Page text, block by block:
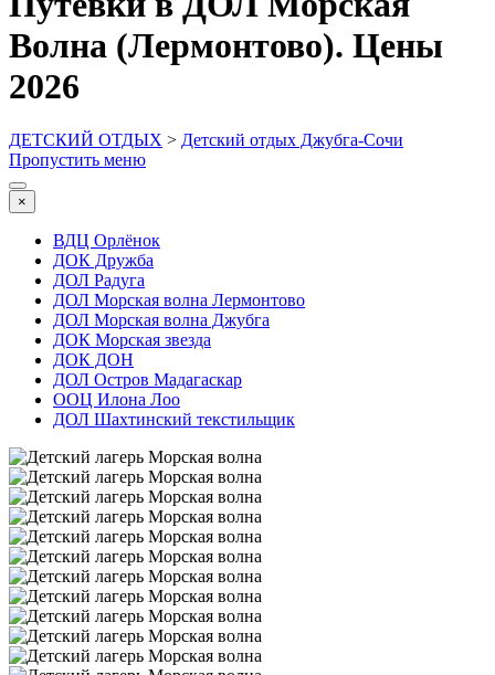
Волна (Лермонтово). Цены
2026
ДЕТСКИЙ ОТДЫХ > Детский отдых Джубга-Сочи
Пропустить меню
×
ВДЦ Орлёнок
ДОК Дружба
ДОЛ Радуга
ДОЛ Морская волна Лермонтово
ДОЛ Морская волна Джубга
ДОК Морская звезда
ДОК ДОН
ДОЛ Остров Мадагаскар
ООЦ Илона Лоо
ДОЛ Шахтинский текстильщик